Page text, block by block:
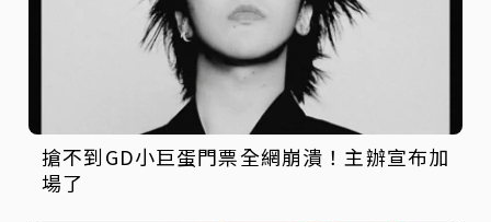
搶不到GD小巨蛋門票全網崩潰！主辦宣布加
場了